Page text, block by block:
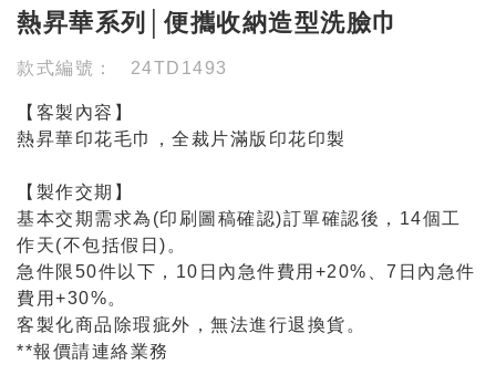
熱昇華系列│便攜收納造型洗臉巾
款式編號： 24TD1493
【客製內容】
熱昇華印花毛巾，全裁片滿版印花印製
【製作交期】
基本交期需求為(印刷圖稿確認)訂單確認後，14個工
作天(不包括假日)。
急件限50件以下，10日內急件費用+20%、7日內急件
費用+30%。
客製化商品除瑕疵外，無法進行退換貨。
**報價請連絡業務